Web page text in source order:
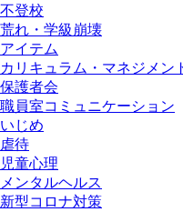
不登校
荒れ・学級崩壊
アイテム
カリキュラム・マネジメン
保護者会
職員室コミュニケーション
いじめ
虐待
児童心理
メンタルヘルス
新型コロナ対策